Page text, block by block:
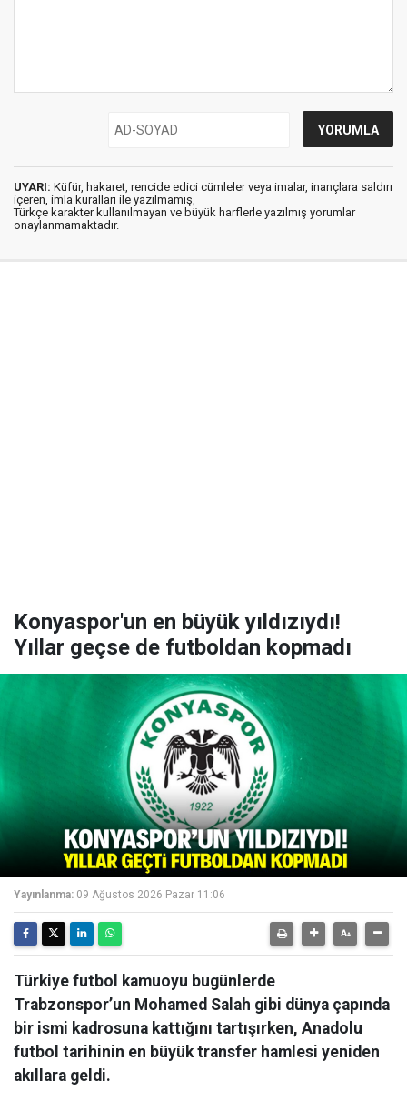
UYARI: Küfür, hakaret, rencide edici cümleler veya imalar, inançlara saldırı
içeren, imla kuralları ile yazılmamış,
Türkçe karakter kullanılmayan ve büyük harflerle yazılmış yorumlar
onaylanmamaktadır.
Konyaspor'un en büyük yıldızıydı!
Yıllar geçse de futboldan kopmadı
Yayınlanma: 09 Ağustos 2026 Pazar 11:06
Türkiye futbol kamuoyu bugünlerde
Trabzonspor’un Mohamed Salah gibi dünya çapında
bir ismi kadrosuna kattığını tartışırken, Anadolu
futbol tarihinin en büyük transfer hamlesi yeniden
akıllara geldi.